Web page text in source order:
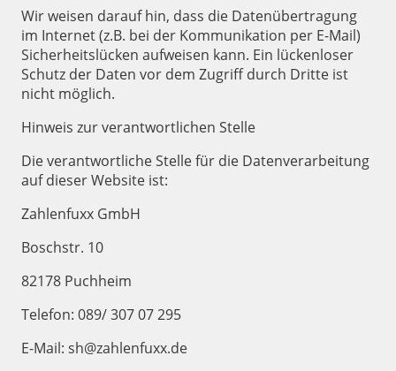
Wir weisen darauf hin, dass die Datenübertragung
im Internet (z.B. bei der Kommunikation per E-Mail)
Sicherheitslücken aufweisen kann. Ein lückenloser
Schutz der Daten vor dem Zugriff durch Dritte ist
nicht möglich.
Hinweis zur verantwortlichen Stelle
Die verantwortliche Stelle für die Datenverarbeitung
auf dieser Website ist:
Zahlenfuxx GmbH
Boschstr. 10
82178 Puchheim
Telefon: 089/ 307 07 295
E-Mail: sh@zahlenfuxx.de